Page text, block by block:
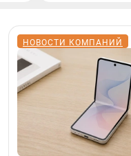
НОВОСТИ КОМПАНИЙ